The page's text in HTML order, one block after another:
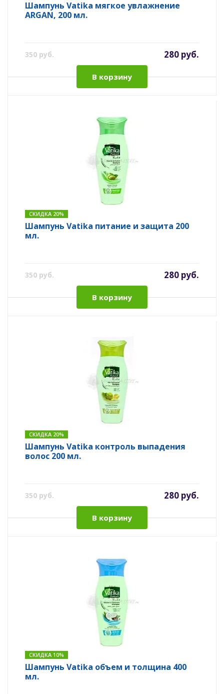
Шампунь Vatika мягкое увлажнение
ARGAN, 200 мл.
350 руб. 280 руб.
В корзину
СКИДКА 20%
Шампунь Vatika питание и защита 200
мл.
350 руб. 280 руб.
В корзину
СКИДКА 20%
Шампунь Vatika контроль выпадения
волос 200 мл.
350 руб. 280 руб.
В корзину
СКИДКА 10%
Шампунь Vatika объем и толщина 400
мл.